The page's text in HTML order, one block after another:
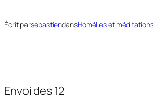
Écrit parsebastiendansHomélies et
Envoi des 12